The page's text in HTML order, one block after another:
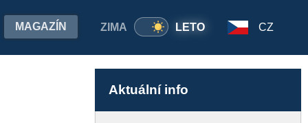
ZIMA LETO
MAGAZÍN CZ
Aktuální info